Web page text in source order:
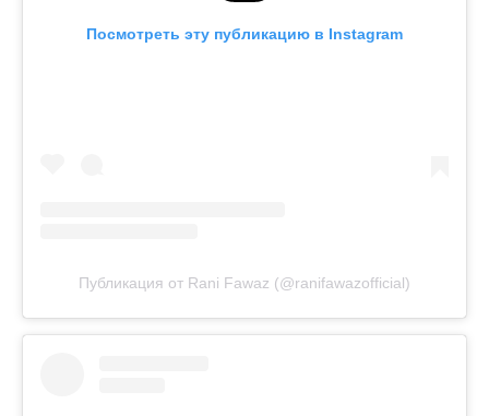
Посмотреть эту публикацию в Instagram
Публикация от Rani Fawaz (@ranifawazofficial)